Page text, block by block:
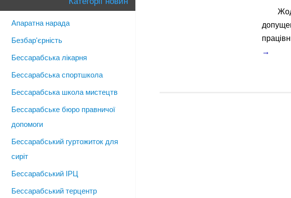
→
Апаратна нарада
Безбар'єрність
Бессарабська лікарня
Бессарабська спортшкола
Бессарабська школа мистецтв
Бессарабське бюро правничої
допомоги
Бессарабський гуртожиток для
сиріт
Бессарабський ІРЦ
Бессарабський терцентр